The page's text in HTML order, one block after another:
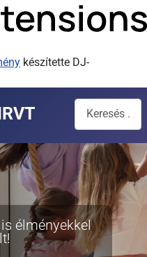
készítette DJ-
Keresés...
élményekkel